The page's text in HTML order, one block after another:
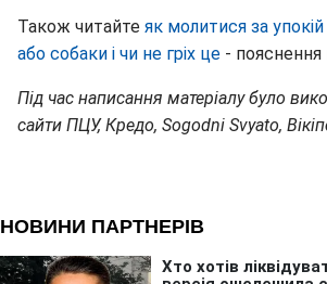
Також читайте як молитися за
або собаки і чи не гріх це - пояснення
Під час написання матеріалу було
сайти ПЦУ, Кредо, Sogodni Svyato,